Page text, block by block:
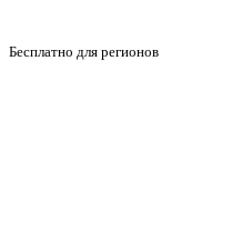
Бесплатно для регионов